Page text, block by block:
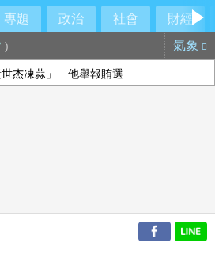
專題 政治 社會
財經
) 氣象
世杰凍蒜」 他舉報賄選